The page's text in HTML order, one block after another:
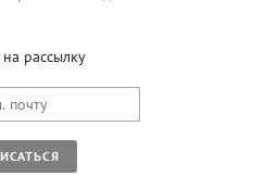
рассылку